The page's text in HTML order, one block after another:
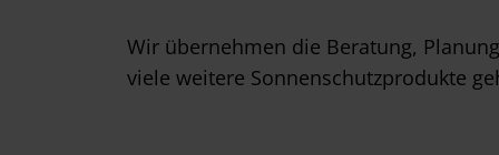
Wir übernehmen die Beratung,
viele weitere Sonnenschutzprodukte